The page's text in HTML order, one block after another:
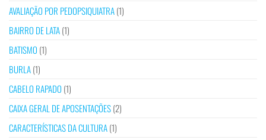
AVALIAÇÃO POR PEDOPSIQUIATRA(1)
BAIRRO DE LATA(1)
BATISMO (1)
BURLA(1)
CABELO RAPADO (1)
CAIXA GERAL DE APOSENTAÇÕES(2)
CARACTERÍSTICAS DA CULTURA(1)